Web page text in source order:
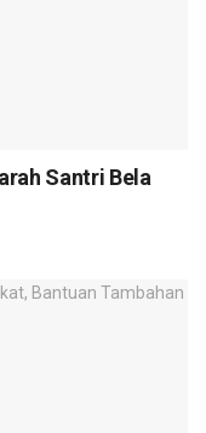
Santri Bela